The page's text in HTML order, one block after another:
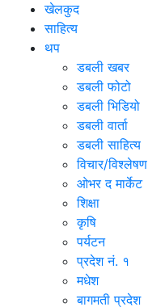
खेलकुद
साहित्य
थप
डबली खबर
डबली फोटो
डबली भिडियो
डबली वार्ता
डबली साहित्य
विचार/विश्‍लेषण
ओभर द मार्केट
शिक्षा
कृषि
पर्यटन
प्रदेश नं. १
मधेश
बागमती प्रदेश